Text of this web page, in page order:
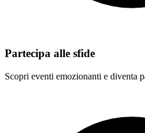
Partecipa alle sfide
Scopri eventi emozionanti e diventa